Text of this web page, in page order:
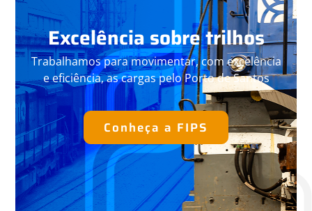
Excelênciasobre trilhos
Trabalhamos para movimentar, comexcelência
e eficiência, as cargas peloPorto de Santos
Conheça a FIPS